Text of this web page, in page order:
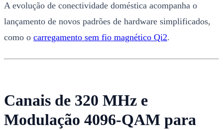
A evolução de conectividade doméstica acompanha o
lançamento de novos padrões de hardware simplificados,
como o carregamento sem fio magnético Qi2.
Canais de 320 MHz e
Modulação 4096-QAM para